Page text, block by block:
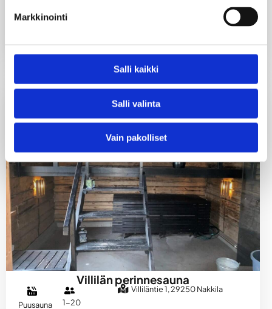
Markkinointi
Salli kaikki
Salli valinta
Vain pakolliset
henkilöä
Villilän perinnesauna
Puusauna
1-20
Villiläntie 1, 29250 Nakkila